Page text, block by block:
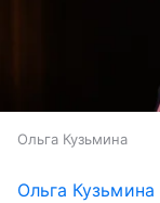
Ольга Кузьмина
Ольга Кузьмина